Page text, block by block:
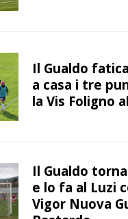
Il Gualdo
a casa i tre
la Vis Foligno
Il Gualdo
e lo fa al Luzi
Vigor Nuova